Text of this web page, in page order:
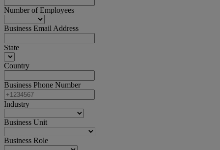
Number of Employees
Business Email Address
State
Country
Business Phone Number
Industry
Business Unit
Business Role